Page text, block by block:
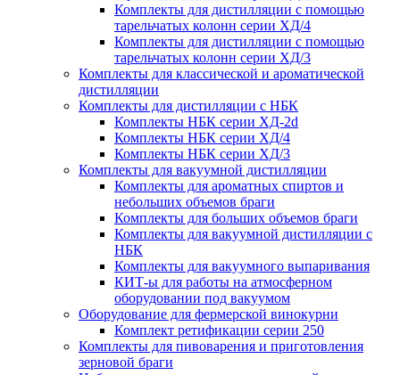
Комплекты для дистилляции с помощью
тарельчатых колонн серии ХД/4
Комплекты для дистилляции с помощью
тарельчатых колонн серии ХД/3
Комплекты для классической и ароматической
дистилляции
Комплекты для дистилляции с НБК
Комплекты НБК серии ХД-2d
Комплекты НБК серии ХД/4
Комплекты НБК серии ХД/3
Комплекты для вакуумной дистилляции
Комплекты для ароматных спиртов и
небольших объемов браги
Комплекты для больших объемов браги
Комплекты для вакуумной дистилляции с
НБК
Комплекты для вакуумного выпаривания
КИТ-ы для работы на атмосферном
оборудовании под вакуумом
Оборудование для фермерской винокурни
Комплект ретификации серии 250
Комплекты для пивоварения и приготовления
зерновой браги